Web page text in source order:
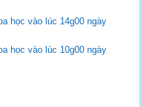
học vào lúc 14g00 ngày
học vào lúc 10g00 ngày